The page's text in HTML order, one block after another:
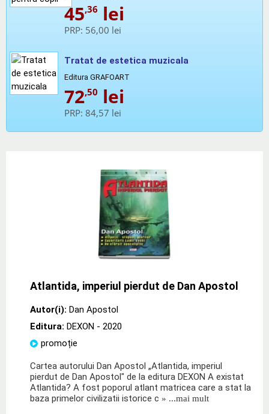
45,36 lei
PRP: 56,00 lei
Tratat de estetica muzicala
Editura GRAFOART
72,50 lei
PRP: 84,57 lei
Atlantida, imperiul pierdut de Dan Apostol
Autor(i): Dan Apostol
Editura: DEXON - 2020
promoție
Cartea autorului Dan Apostol „Atlantida, imperiul
pierdut de Dan Apostol" de la editura DEXON A existat
Atlantida? A fost poporul atlant matricea care a stat la
baza primelor civilizatii istorice c » ...mai mult